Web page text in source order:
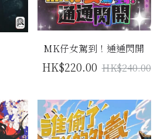
MK仔女駕到！通通閃開
HK$220.00 HK$240.00